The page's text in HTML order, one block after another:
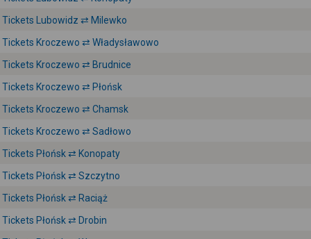
Tickets Lubowidz ⇄ Milewko
Tickets Kroczewo ⇄ Władysławowo
Tickets Kroczewo ⇄ Brudnice
Tickets Kroczewo ⇄ Płońsk
Tickets Kroczewo ⇄ Chamsk
Tickets Kroczewo ⇄ Sadłowo
Tickets Płońsk ⇄ Konopaty
Tickets Płońsk ⇄ Szczytno
Tickets Płońsk ⇄ Raciąż
Tickets Płońsk ⇄ Drobin